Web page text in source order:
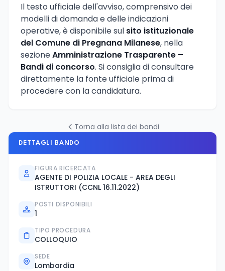
Il testo ufficiale dell'avviso, comprensivo dei
modelli di domanda e delle indicazioni
operative, è disponibile sul sito istituzionale
del Comune di Pregnana Milanese, nella
sezioneAmministrazione Trasparente –
Bandi di concorso. Si consiglia di consultare
direttamente la fonte ufficiale prima di
procedere con la candidatura.
Torna alla lista dei bandi
DETTAGLI BANDO
FIGURA RICERCATA
AGENTE DI POLIZIA LOCALE - AREA DEGLI
ISTRUTTORI (CCNL 16.11.2022)
POSTI DISPONIBILI
1
TIPO PROCEDURA
COLLOQUIO
SEDE
Lombardia